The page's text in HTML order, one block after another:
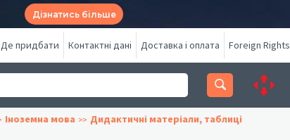
Дізнатись більше
Де придбати Контактні дані Доставка і оплата Foreign Rights
Іноземна мова Дидактичні матеріали, таблиці